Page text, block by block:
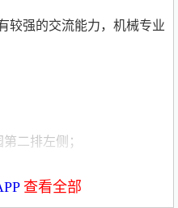
较强的交流能力，机械专业
二排左侧；
号。查看全部